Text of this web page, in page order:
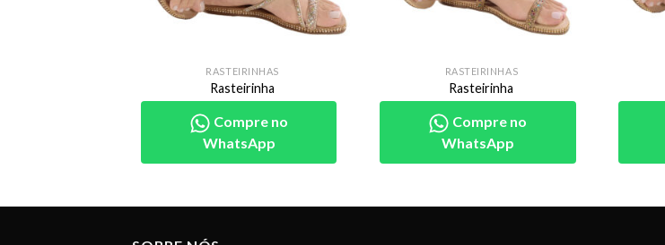
RASTEIRINHAS
Rasteirinha
Compre no
WhatsApp
RASTEIRINHAS
Rasteirinha
Compre no
WhatsApp